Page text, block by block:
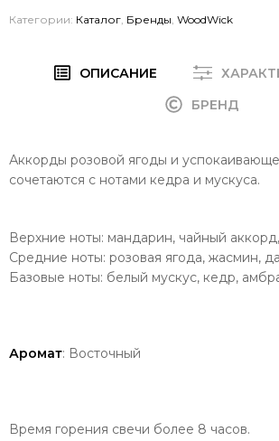
Категории: Каталог Бренды WoodWick
ОПИСАНИЕ
БРЕНД
Аккорды розовой ягоды и
сочетаются с нотами кедра и мускуса.
Верхние ноты: мандарин, чайный
Средние ноты: розовая ягода, жасмин,
Базовые ноты: белый мускус, кедр,
Аромат: Восточный
Время горения свечи более 8 часов.